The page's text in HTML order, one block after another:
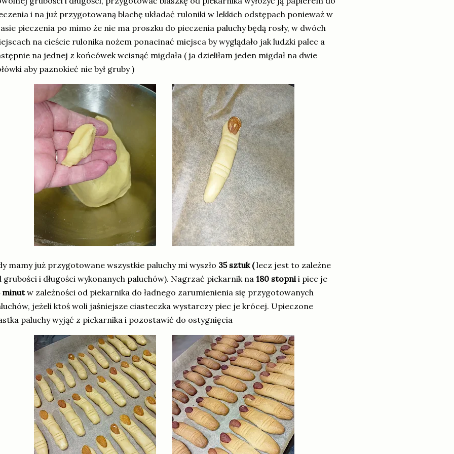
i na już przygotowaną blachę układać ruloniki w lekkich odstępach ponieważ w
pieczenia po mimo że nie ma proszku do pieczenia paluchy będą rosły, w dwóch
na cieście rulonika nożem ponacinać miejsca by wyglądało jak ludzki palec a
na jednej z końcówek wcisnąć migdała ( ja dzieliłam jeden migdał na dwie
aby paznokieć nie był gruby )
mamy już przygotowane wszystkie paluchy mi wyszło 35 sztuk (lecz jest to zależne
grubości i długości wykonanych paluchów). Nagrzać piekarnik na 180 stopni i piec je
minutw zależności od piekarnika do ładnego zarumienienia się przygotowanych
jeżeli ktoś woli jaśniejsze ciasteczka wystarczy piec je krócej. Upieczone
paluchy wyjąć z piekarnika i pozostawić do ostygnięcia